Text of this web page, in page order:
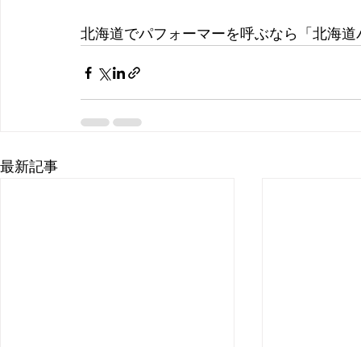
北海道でパフォーマーを呼ぶなら「北海
最新記事